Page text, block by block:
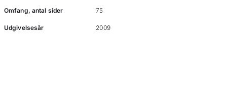
Omfang, antal sider 75
Udgivelsesår 2009